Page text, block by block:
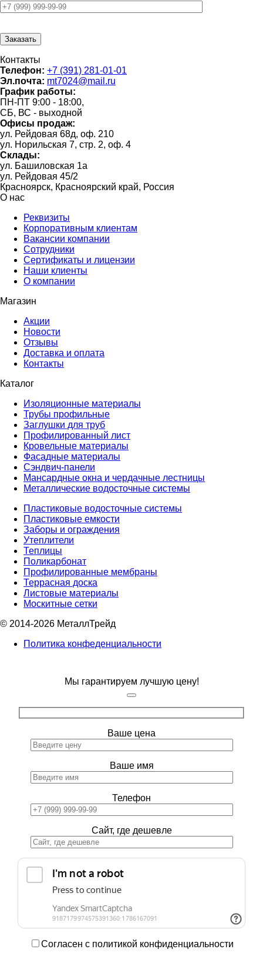
Контакты
Телефон: +7 (391) 281-01-01
Эл.почта: mt7024@mail.ru
График работы:
ПН-ПТ 9:00 - 18:00,
СБ, ВС - выходной
Офисы продаж:
ул. Рейдовая 68д, оф. 210
ул. Норильская 7, стр. 2, оф. 4
Склады:
ул. Башиловская 1а
ул. Рейдовая 45/2
Красноярск, Красноярский край, Россия
О нас
Реквизиты
Корпоративным клиентам
Вакансии компании
Сотрудники
Сертификаты и лицензии
Наши клиенты
О компании
Магазин
Акции
Новости
Отзывы
Доставка и оплата
Контакты
Каталог
Изоляционные материалы
Трубы профильные
Заглушки для труб
Профилированный лист
Кровельные материалы
Фасадные материалы
Сэндвич-панели
Мансардные окна и чердачные лестницы
Металлические водосточные системы
Пластиковые водосточные системы
Пластиковые емкости
Заборы и ограждения
Утеплители
Теплицы
Поликарбонат
Профилированные мембраны
Террасная доска
Листовые материалы
Москитные сетки
© 2014-2026 МеталлТрейд
Политика конфеденциальности
Мы гарантируем лучшую цену!
Ваше цена
Ваше имя
Телефон
Сайт, где дешевле
Согласен с политикой конфиденциальности